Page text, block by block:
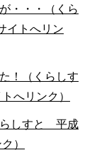
・・・（くら
イトへリン
！（くらしす
へリンク）
らしすと 平成
）